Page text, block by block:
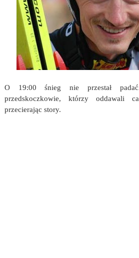
O 19:00 śnieg nie przestał
przedskoczkowie, którzy oddawali
przecierając story.